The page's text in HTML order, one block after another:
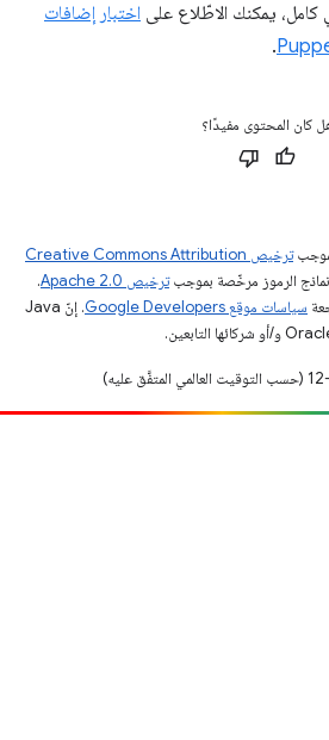
يمكنك الاطّلاع على اختبار إضافات
.
كان المحتوى مفيدًا؟
ترخيص Creative Commons Attribution
الرموز مرخّصة بموجبترخيص Apache 2.0‏
.
سياسات موقع Google Developers‏
. إنّ Java